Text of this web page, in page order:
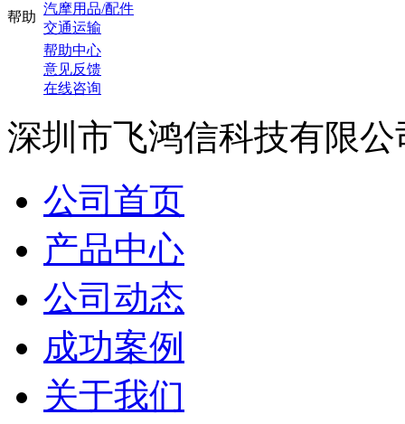
汽摩用品/配件
交通运输
帮助
帮助中心
意见反馈
在线咨询
深圳市飞鸿信科技有限公
公司首页
产品中心
公司动态
成功案例
关于我们